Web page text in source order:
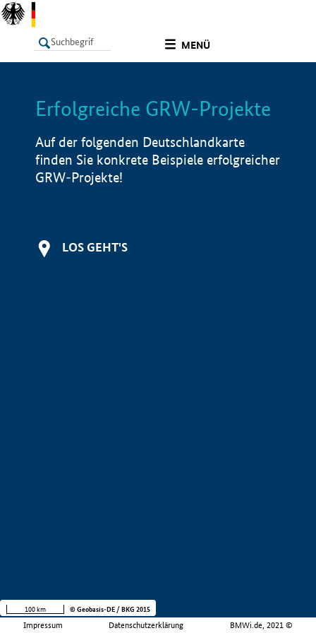
MENÜ
LISTE Info
Erfolgreiche GRW-Projekte
Auf der folgenden Deutschlandkarte
finden Sie konkrete Beispiele erfolgreicher
GRW-Projekte!
LOS GEHT'S
Impressum Datenschutzerklärung BMWi.de, 2021 ©
100 km © Geobasis-DE / BKG 2015